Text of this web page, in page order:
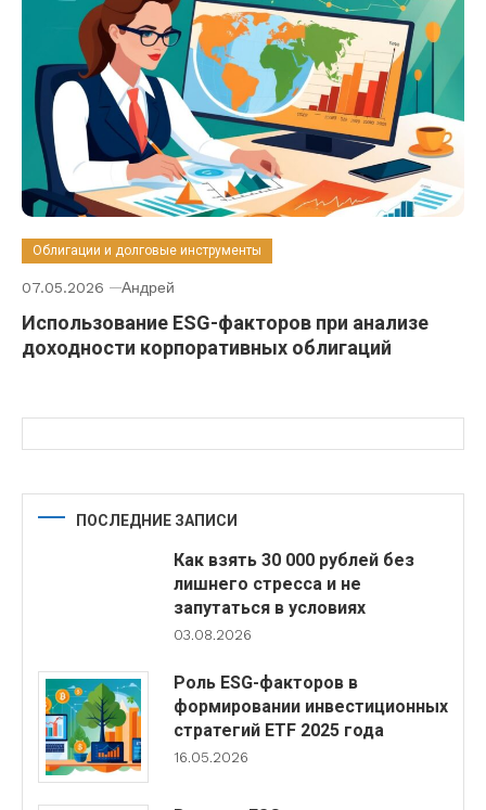
Облигации и долговые инструменты
07.05.2026 Андрей
Использование ESG-факторов при анализе
доходности корпоративных облигаций
ПОСЛЕДНИЕ ЗАПИСИ
Как взять 30 000 рублей без
лишнего стресса и не
запутаться в условиях
03.08.2026
Роль ESG-факторов в
формировании инвестиционных
стратегий ETF 2025 года
16.05.2026